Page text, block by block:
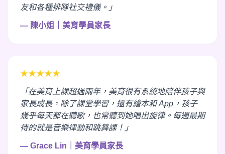
友和各種排隊社交禮儀。」
— 陳小姐｜美育學員家長
★★★★★
「在美育上課超過兩年，美育很有系統地陪伴孩子與
家長成長。除了課堂學習，還有繪本和 App，孩子
幾乎每天都在聽歌，也常聽到她唱出旋律。每週最期
待的就是音樂律動和跳舞課！」
— Grace Lin｜美育學員家長